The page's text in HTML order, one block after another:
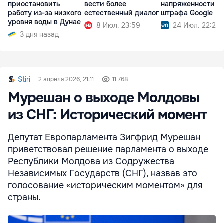
приостановить
работу из-за низкого
уровня воды в Дунае
3 дня назад
вести более
естественный диалог
8 Июл. 23:59
напряженности
штрафа Google
24 Июл. 22:25
Stiri 2 апреля 2026, 21:11 11 768
Мурешан о выходе Молдовы
из СНГ: Исторический момент
Депутат Европарламента Зигфрид Мурешан
приветствовал решение парламента о выходе
Республики Молдова из Содружества
Независимых Государств (СНГ), назвав это
голосование «историческим моментом» для
страны.